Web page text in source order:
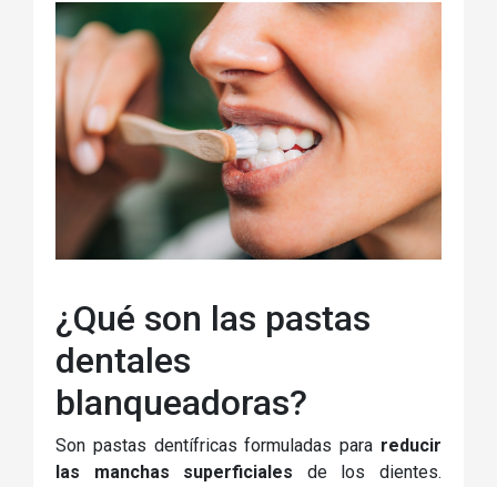
¿Qué son las pastas
dentales
blanqueadoras?
Son pastas dentífricas formuladas para reducir
las manchas superficiales de los dientes.